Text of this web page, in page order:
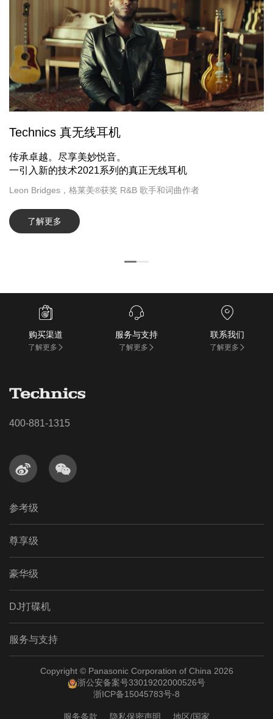
Technics 真无线耳机
传承卓越。尽享美妙悦音。
一引入新的技术2021系列的真正无线耳机
Leon Bridges，格莱美®获奖 R&B 歌手和词曲作者
了解更多

购买渠道
了解更多

服务与支持
了解更多

联系我们
了解更多
400-881-1315
 
参考级
尊享级
豪华级
DJ打碟机
服务与支持
Copyright © Panasonic Corporation of China 2026
浙公安备案号33019202000526号
浙ICP备15045783号-8
服务条款 隐私保密声明 地区/国家